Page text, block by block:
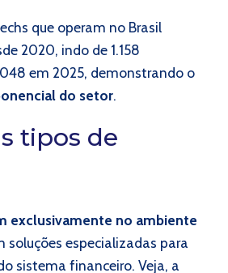
que operam no Brasil
2020, indo de 1.158
em 2025, demonstrando o
do setor.
tipos de
exclusivamente no ambiente
soluções especializadas para
sistema financeiro. Veja, a